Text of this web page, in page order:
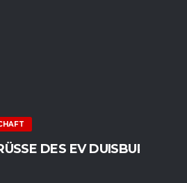
DES EV DUISBURG